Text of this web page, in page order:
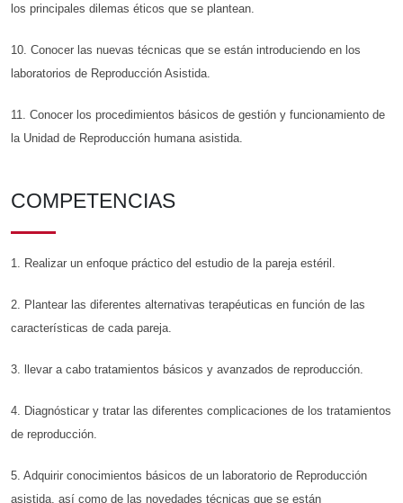
los principales dilemas éticos que se plantean.
10. Conocer las nuevas técnicas que se están introduciendo en los
laboratorios de Reproducción Asistida.
11. Conocer los procedimientos básicos de gestión y funcionamiento de
la Unidad de Reproducción humana asistida.
COMPETENCIAS
1. Realizar un enfoque práctico del estudio de la pareja estéril.
2. Plantear las diferentes alternativas terapéuticas en función de las
características de cada pareja.
3. llevar a cabo tratamientos básicos y avanzados de reproducción.
4. Diagnósticar y tratar las diferentes complicaciones de los tratamientos
de reproducción.
5. Adquirir conocimientos básicos de un laboratorio de Reproducción
asistida, así como de las novedades técnicas que se están